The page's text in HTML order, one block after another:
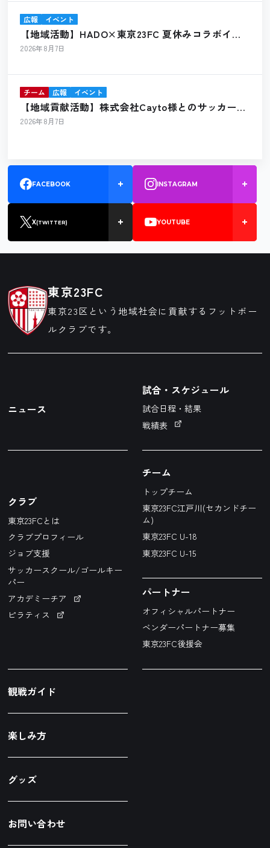
広報 イベント
【地域活動】HADO×東京23FC 夏休みコラボイベ
ント開催報告
2026年8月7日
チーム 広報 イベント
【地域貢献活動】株式会社Cayto様とのサッカーボ
ール寄贈のお知らせ
2026年8月7日
FACEBOOK INSTAGRAM
X(TWITTER) YOUTUBE
東京23FC
東京23区という地域社会に貢献するフットボー
ルクラブです。
ニュース
クラブ
東京23FCとは
クラブプロフィール
ジョブ支援
サッカースクール/ゴールキー
パー
アカデミーチア
ピラティス
チーム
トップチーム
東京23FC江戸川(セカンドチー
ム)
東京23FC U-18
東京23FC U-15
試合・スケジュール
試合日程・結果
戦績表
パートナー
オフィシャルパートナー
ベンダーパートナー募集
東京23FC後援会
観戦ガイド
楽しみ方
グッズ
お問い合わせ